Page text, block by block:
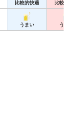
比較的快適 比較
うまい う